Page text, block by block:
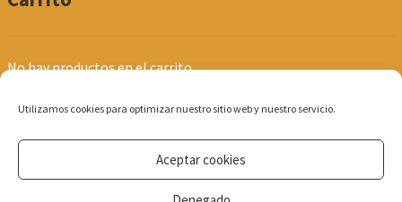
Utilizamos cookies para optimizar nuestro sitio web y nuestro servicio.
Aceptar cookies
No hay productos en el carrito.
© Produpel | Productos de Peluquería y Estética 2026